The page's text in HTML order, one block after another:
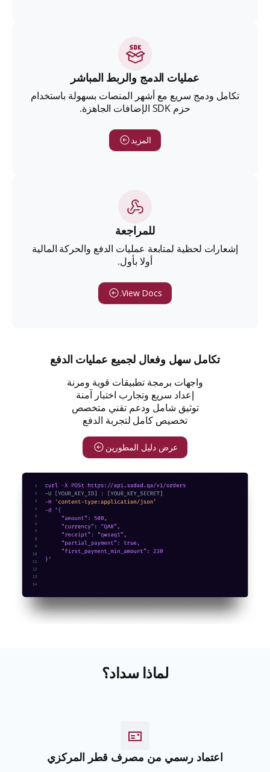
عمليات الدمج والربط المباشر
تكامل ودمج سريع مع أشهر المنصات بسهولة باستخدام
حزم SDK الإضافات الجاهزة.
المزيد
للمراجعة
إشعارات لحظية لمتابعة عمليات الدفع والحركة المالية
أولا بأول.
View Docs.
تكامل سهل وفعال لجميع عمليات الدفع
واجهات برمجة تطبيقات قوية ومرنة
إعداد سريع وتجارب اختبار آمنة
توثيق شامل ودعم تقني متخصص
تخصيص كامل لتجربة الدفع
عرض دليل المطورين
لماذا سداد؟
اعتماد رسمي من مصرف قطر المركزي